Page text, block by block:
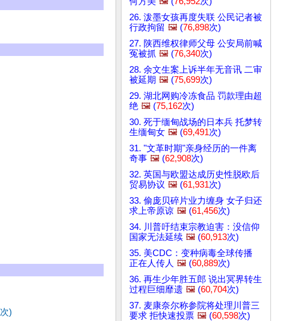
次)
26. 泼墨女孩再度失联 公民记者被
行政拘留 🖼️ (76,898次)
27. 陕西维权律师父母 公安局前喊
冤被抓 🖼️ (76,340次)
28. 余文生案上诉半年无音讯 二审
被延期 🖼️ (75,699次)
29. 湖北网购冷冻食品 罚款理由超
绝 🖼️ (75,162次)
30. 死于缅甸战场的日本兵 托梦转
生缅甸女 🖼️ (69,491次)
31. "文革时期"亲身经历的一件离
奇事 🖼️ (62,908次)
32. 英国与欧盟达成历史性脱欧后
贸易协议 🖼️ (61,931次)
33. 偷庞贝碎片业力缠身 女子归还
求上帝原谅 🖼️ (61,456次)
34. 川普吁结束宗教迫害：没信仰
国家无法延续 🖼️ (60,913次)
35. 美CDC：变种病毒全球传播
正在人传人 🖼️ (60,889次)
36. 再生少年胜五郎 说出冥界转生
过程巨细靡遗 🖼️ (60,704次)
37. 麦康奈尔称参院将处理川普三
要求 拒快速投票 🖼️ (60,598次)